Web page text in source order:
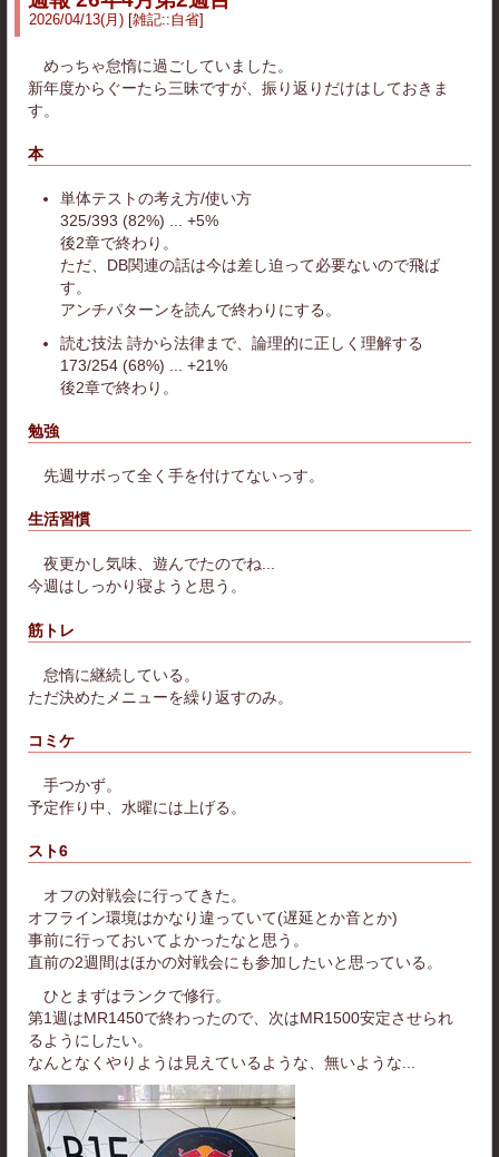
2026/04/13(月) 雑記::自省
めっちゃ怠惰に過ごしていました。
新年度からぐーたら三昧ですが、振り返りだけはしておきま
す。
本
単体テストの考え方/使い方
325/393 (82%) ... +5%
後2章で終わり。
ただ、DB関連の話は今は差し迫って必要ないので飛ば
す。
アンチパターンを読んで終わりにする。
読む技法 詩から法律まで、論理的に正しく理解する
173/254 (68%) ... +21%
後2章で終わり。
勉強
先週サボって全く手を付けてないっす。
生活習慣
夜更かし気味、遊んでたのでね...
今週はしっかり寝ようと思う。
筋トレ
怠惰に継続している。
ただ決めたメニューを繰り返すのみ。
コミケ
手つかず。
予定作り中、水曜には上げる。
スト6
オフの対戦会に行ってきた。
オフライン環境はかなり違っていて(遅延とか音とか)
事前に行っておいてよかったなと思う。
直前の2週間はほかの対戦会にも参加したいと思っている。
ひとまずはランクで修行。
第1週はMR1450で終わったので、次はMR1500安定させられ
るようにしたい。
なんとなくやりようは見えているような、無いような...